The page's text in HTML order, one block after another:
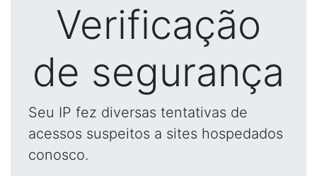
Verificação
de segurança
Seu IP fez diversas tentativas de
acessos suspeitos a sites hospedados
conosco.